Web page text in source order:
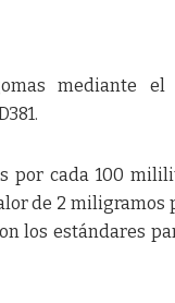
mediante el
por cada 100
de 2 miligramos
los estándares